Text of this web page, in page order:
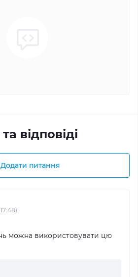
відповіді
Додати питання
можна використовувати цю